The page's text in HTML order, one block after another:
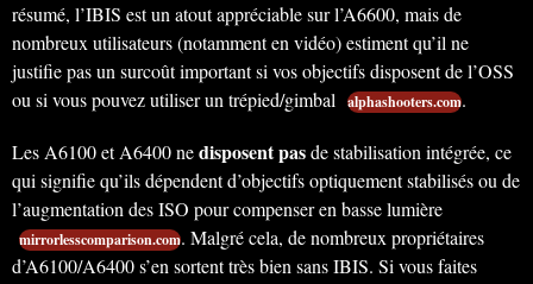
résumé, l’IBIS est un atout appréciable sur l’A6600, mais de
nombreux utilisateurs (notamment en vidéo) estiment qu’il ne
justifie pas un surcoût important si vos objectifs disposent de l’OSS
ou si vous pouvez utiliser un trépied/gimbal alphashooters.com.
Les A6100 et A6400 nedisposent pasde stabilisation intégrée, ce
qui signifie qu’ils dépendent d’objectifs optiquement stabilisés ou de
l’augmentation des ISO pour compenser en basse lumière
mirrorlesscomparison.com. Malgré cela, de nombreux propriétaires
d’A6100/A6400 s’en sortent très bien sans IBIS. Si vous faites